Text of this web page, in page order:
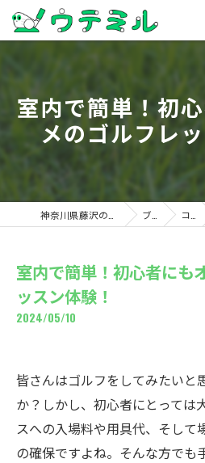
室内で簡単！初
メのゴルフレ
ブログ コラム
室内で簡単！初心者にも
ッスン体験！
2024/05/10
皆さんはゴルフをしてみたいと
か？しかし、初心者にとっては
スへの入場料や用具代、そして
の確保ですよね。そんな方でも